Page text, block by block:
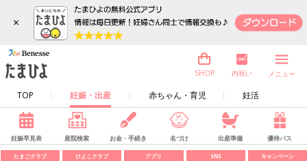
×
TOP 妊娠・出産 赤ちゃん・育児 妊活
SHOP 内祝い メニュー
妊娠早見表 産院検索 お金・手続き 名づけ 出産準備 優待パス
たまごクラブ ひよこクラブ アプリ SNS キャンペーン